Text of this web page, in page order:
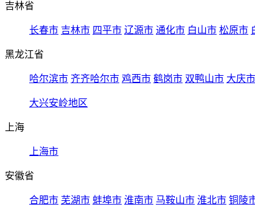
吉林省
长春市 吉林市 四平市 辽源市 通化市 白山市 松原市
黑龙江省
哈尔滨市 齐齐哈尔市 鸡西市 鹤岗市 双鸭山市 大庆市
大兴安岭地区
上海
上海市
安徽省
合肥市 芜湖市 蚌埠市 淮南市 马鞍山市 淮北市 铜陵